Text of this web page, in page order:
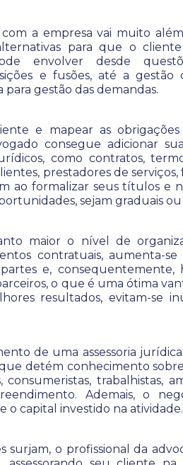
a empresa vai muito
para que o
envolver desde
e fusões, até a
gestão das demandas.
e mapear as
consegue adicionar
como contratos,
prestadores de
ao formalizar seus títulos e
sejam graduais
maior o nível de
contratuais, aumenta-
e, consequentemente,
o que é uma ótima
resultados, evitam-se
de uma assessoria
detém conhecimento
consumeristas, trabalhistas,
Ademais, o
o capital investido na atividade.
surjam, o profissional da